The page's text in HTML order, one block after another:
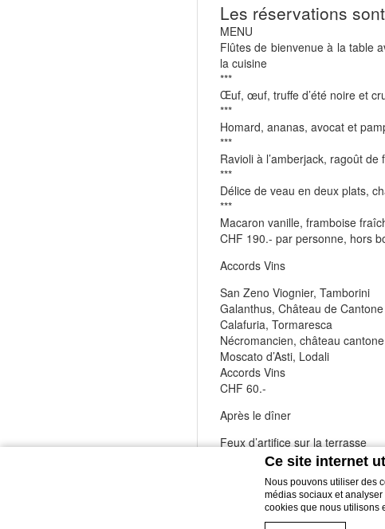
Ce site internet
Nous pouvons utiliser des
médias sociaux et
cookies que nous utilisons
Les réservations
MENU
Flûtes de bienvenue à la table
la cuisine
***
Œuf, œuf, truffe d’été noire et
***
Homard, ananas, avocat et
***
Ravioli à l’amberjack, ragoût
***
Délice de veau en deux plats,
***
Macaron vanille, framboise
CHF 190.- par personne, hors
Accords Vins
San Zeno Viognier, Tamborini
Galanthus, Château de Cantone
Calafuria, Tormaresca
Nécromancien, château cantone
Moscato d’Asti, Lodali
Accords Vins
CHF 60.-
Après le dîner
Feux d’artifice sur la terrasse
Sélection de mets sucrés aux
(5 doigts)
Flûtes à Champagne Pommery